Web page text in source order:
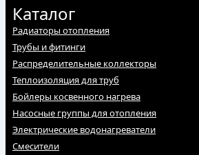
Каталог
Радиаторы отопления
Трубы и фитинги
Распределительные коллекторы
Теплоизоляция для труб
Бойлеры косвенного нагрева
Насосные группы для отопления
Электрические водонагреватели
Смесители